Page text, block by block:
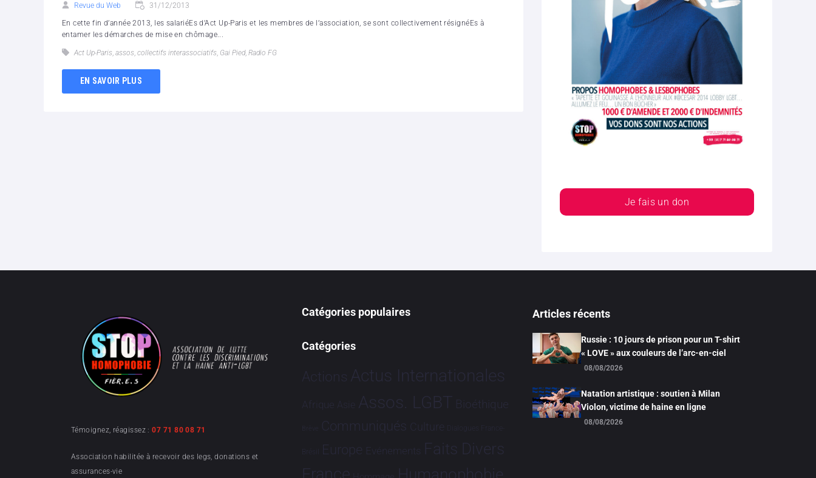
Revue du Web 31/12/2013
En cette fin d’année 2013, les salariéEs d’Act Up-Paris et les membres de l’association, se sont collectivement résignéEs à
entamer les démarches de mise en chômage...
Act Up-Paris, assos, collectifs interassociatifs, Gai Pied, Radio FG
EN SAVOIR PLUS
Je fais un don
Témoignez, réagissez :07 71 80 08 71
Association habilitée à recevoir des legs, donations et
assurances-vie
Catégories populaires
Catégories
Actions Actus Internationales
Afrique Asie Assos. LGBT Bioéthique
Brève Communiqués Culture Dialogues France-
Brésil Europe Evénements Faits Divers
Humanophobie
Articles récents
Russie : 10 jours de prison pour un T-shirt
« LOVE » aux couleurs de l’arc-en-ciel
08/08/2026
Natation artistique : soutien à Milan
Violon, victime de haine en ligne
08/08/2026